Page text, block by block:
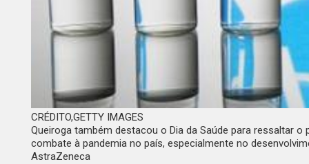
CRÉDITO,GETTY IMAGES
Queiroga também destacou o Dia da Saúde para ressaltar
combate à pandemia no país, especialmente no
AstraZeneca